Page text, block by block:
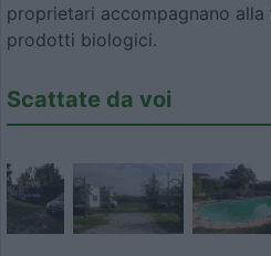
proprietari accompagnano
prodotti biologici.
Scattate da voi